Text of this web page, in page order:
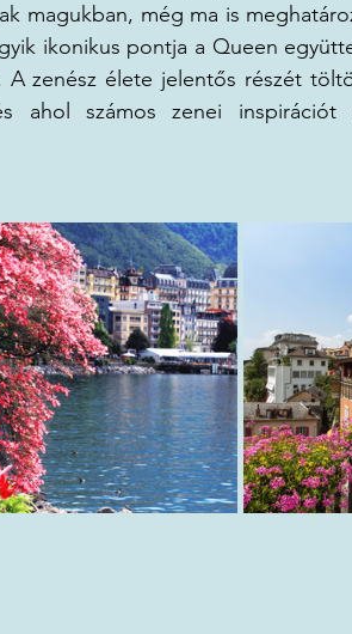
magukban, még ma is
ikonikus pontja a Queen
A zenész élete jelentős részét
ahol számos zenei inspirációt